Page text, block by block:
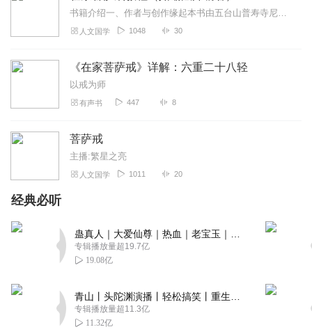
书籍介绍一、作者与创作缘起本书由五台山普寿寺尼众佛学院院长如瑞法师编撰是专为当代在家学佛居士打造的居家戒律修学读本。如瑞法师秉承“以华严为宗、戒律为行、净土...
人文国学 1048 30
《在家菩萨戒》详解：六重二十八轻
以戒为师
有声书 447 8
菩萨戒
主播:繁星之亮
人文国学 1011 20
经典必听
专辑播放量超19.7亿
19.08亿
专辑播放量超11.3亿
11.32亿